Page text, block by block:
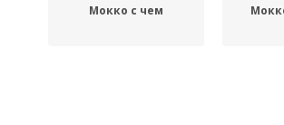
Мокко с чем